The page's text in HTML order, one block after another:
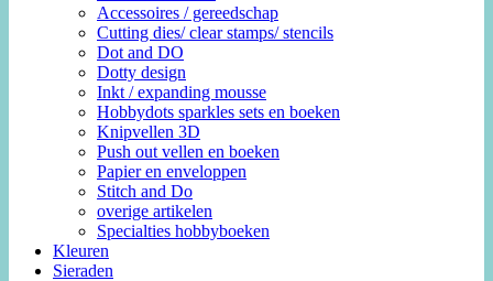
Accessoires / gereedschap
Cutting dies/ clear stamps/ stencils
Dot and DO
Dotty design
Inkt / expanding mousse
Hobbydots sparkles sets en boeken
Knipvellen 3D
Push out vellen en boeken
Papier en enveloppen
Stitch and Do
overige artikelen
Specialties hobbyboeken
Kleuren
Sieraden